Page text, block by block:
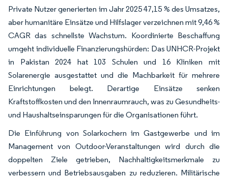
Private Nutzer generierten im Jahr 2025 47,15 % des Umsatzes,
aber humanitäre Einsätze und Hilfslager verzeichnen mit 9,46 %
CAGR das schnellste Wachstum. Koordinierte Beschaffung
umgeht individuelle Finanzierungshürden: Das UNHCR-Projekt
in Pakistan 2024 hat 103 Schulen und 16 Kliniken mit
Solarenergie ausgestattet und die Machbarkeit für mehrere
Einrichtungen belegt. Derartige Einsätze senken
Kraftstoffkosten und den Innenraumrauch, was zu Gesundheits-
und Haushaltseinsparungen für die Organisationen führt.
Die Einführung von Solarkochern im Gastgewerbe und im
Management von Outdoor-Veranstaltungen wird durch die
doppelten Ziele getrieben, Nachhaltigkeitsmerkmale zu
verbessern und Betriebsausgaben zu reduzieren. Militärische